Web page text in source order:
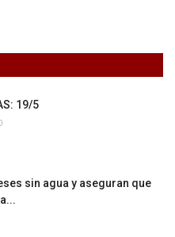
19/5
sin agua y aseguran que